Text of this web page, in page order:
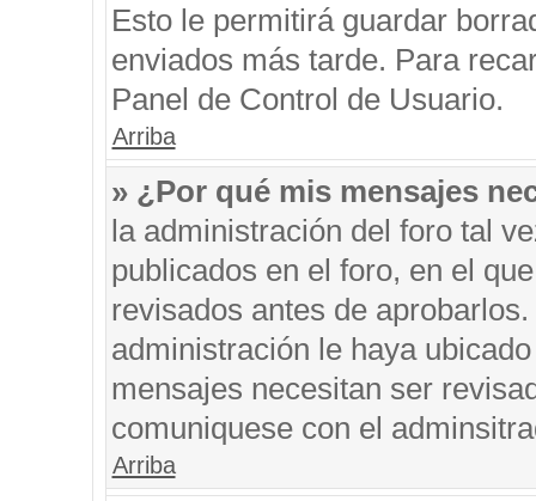
Esto le permitirá guardar
enviados más tarde. Para
Panel de Control de Usuario.
Arriba
» ¿Por qué mis mensajes
la administración del foro tal
publicados en el foro, en el
revisados antes de
administración le haya
mensajes necesitan ser
comuniquese con el
Arriba